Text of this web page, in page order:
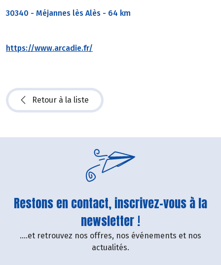
30340 - Méjannes lès Alès - 64 km
https://www.arcadie.fr/
Retour à la liste
Restons en contact, inscrivez-vous à la
newsletter !
....et retrouvez nos offres, nos événements et nos
actualités.